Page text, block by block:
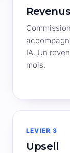
IA. Un
mois.
LEVIER 3
Upsell